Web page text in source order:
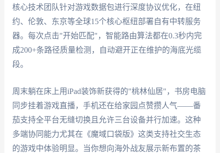
核心技术团队针对游戏数据包进行深度协议优化，在纽
约、伦敦、东京等全球15个核心枢纽部署自有中转服务
器。每次点击"开始匹配"，智能路由算法都在0.3秒内完
成200+条路径质量检测，自动避开正在维护的海底光缆
段。
周末躺在床上用iPad装饰新获得的"桃林仙居"，书房电脑
同步挂着游戏直播，手机还在给家园点赞攒人气——番
茄支持全平台无缝切换且允许三台设备并行加速。这种
多端协同能力尤其在《魔域口袋版》这类支持社交生态
的游戏中体验明显。当你想向海外战友展示新布置的茶